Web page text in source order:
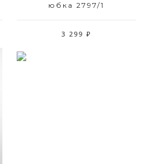
юбка 2797/1
3 299 ₽